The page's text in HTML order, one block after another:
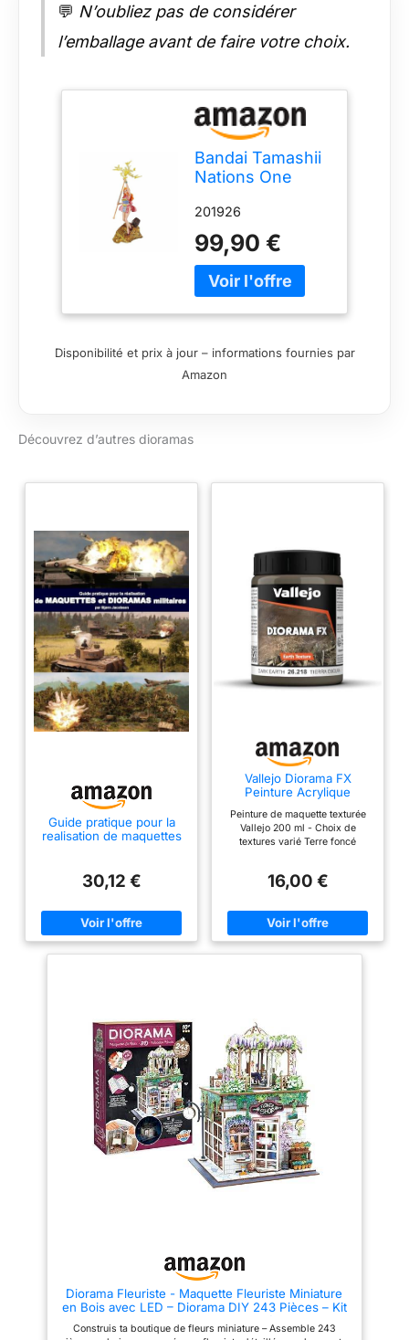
💬 N’oubliez pas de considérer
l’emballage avant de faire votre choix.
Bandai Tamashii
Nations One
Diorama WT100
3/3 FiguartsZero
28 cm
201926
99,90 €
Disponibilité et prix à jour – informations fournies par
Amazon
Découvrez d’autres dioramas
Guide pratique pour la
realisation de maquettes
30,12 €
Vallejo Diorama FX
Peinture Acrylique
pour Simuler Terrains,
Neige, Eau et Boue pour
Maquettes et Modélisme.
Peinture de maquette texturée
Vallejo 200 ml - Choix de
textures varié Terre foncé
16,00 €
Diorama Fleuriste - Maquette Fleuriste Miniature
en Bois avec LED – Diorama DIY 243 Pièces – Kit
x 17,1 x 21,8 cm - 68075 - BUKI France
Construis ta boutique de fleurs miniature – Assemble 243